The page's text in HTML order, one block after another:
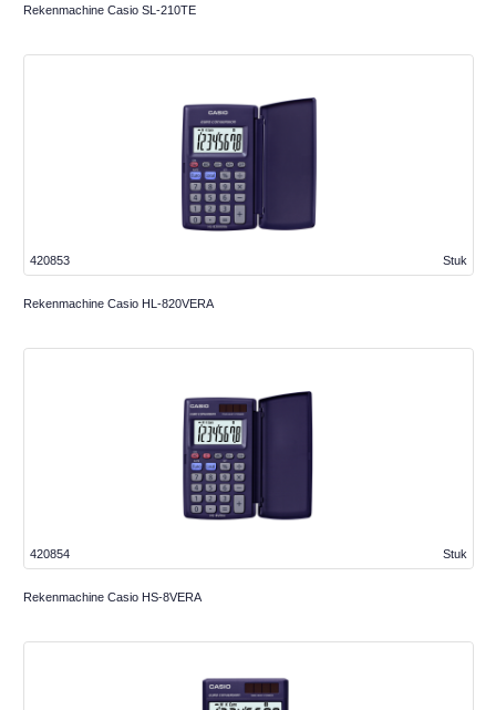
Rekenmachine Casio SL-210TE
Stuk
420853
Rekenmachine Casio HL-820VERA
Stuk
420854
Rekenmachine Casio HS-8VERA